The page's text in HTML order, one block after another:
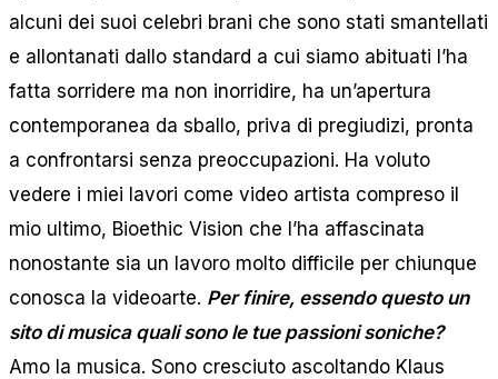
alcuni dei suoi celebri brani che sono stati smantellati
e allontanati dallo standard a cui siamo abituati l’ha
fatta sorridere ma non inorridire, ha un’apertura
contemporanea da sballo, priva di pregiudizi, pronta
a confrontarsi senza preoccupazioni. Ha voluto
vedere i miei lavori come video artista compreso il
mio ultimo, Bioethic Vision che l’ha affascinata
nonostante sia un lavoro molto difficile per chiunque
conosca la videoarte. Per finire, essendo questo un
sito di musica quali sono le tue passioni soniche?
Amo la musica. Sono cresciuto ascoltando Klaus